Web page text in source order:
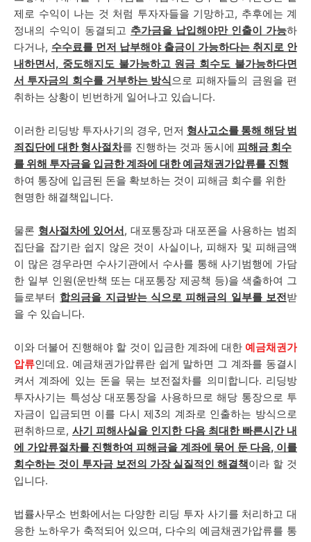
제로 수익이 나는 것 처럼 투자자들을 기망하고, 추후에는 계
정내의 수익이 동결되고 추가금을 납입해야만 인출이 가능하
다거나, 수수료를 먼저 납부해야 출금이 가능하다는 취지로 안
내하면서, 중도해지도 불가능하고 원금 회수도 불가능하다면
서 투자금의 회수를 거부하는 방식으로 피해자들의 금원을 편
취하는 상황이 빈번하게 일어나고 있습니다.
이러한 리딩방 투자사기의 경우, 먼저 형사고소를 통해 해당 범
죄집단에 대한 형사절차를 진행하는 것과 동시에 피해금 회수
를 위해 투자금을 입금한 계좌에 대한 예금채권가압류를 진행
하여 통장에 입금된 돈을 확보하는 것이 피해금 회수를 위한
현명한 해결책입니다.
물론 형사절차에 있어서, 대포통장과 대포폰을 사용하는 범죄
집단을 잡기란 쉽지 않은 것이 사실이나, 피해자 및 피해금액
이 많은 경우라면 수사기관에서 수사를 통해 사기범행에 가담
한 일부 인원(운반책 또는 대포통장 제공책 등)을 색출하여 그
들로부터 합의금을 지급받는 식으로 피해금의 일부를 보전받
을 수 있습니다.
이와 더불어 진행해야 할 것이 입금한 계좌에 대한 예금채권가
압류인데요. 예금채권가압류란 쉽게 말하면 그 계좌를 동결시
켜서 계좌에 있는 돈을 묶는 보전절차를 의미합니다. 리딩방
투자사기는 특성상 대포통장을 사용하므로 해당 통장으로 투
자금이 입금되면 이를 다시 제3의 계좌로 인출하는 방식으로
편취하므로, 사기 피해사실을 인지한 다음 최대한 빠른시간 내
에 가압류절차를 진행하여 피해금을 계좌에 묶어 둔 다음, 이를
회수하는 것이 투자금 보전의 가장 실질적인 해결책이라 할 것
입니다.
법률사무소 번화에서는 다양한 리딩 투자 사기를 처리하고 대
응한 노하우가 축적되어 있으며, 다수의 예금채권가압류를 통